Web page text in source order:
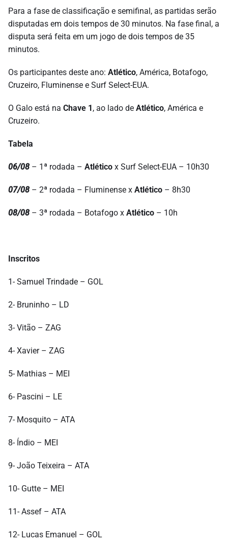
Para a fase de classificação e semifinal, as partidas serão
disputadas em dois tempos de 30 minutos. Na fase final, a
disputa será feita em um jogo de dois tempos de 35
minutos.
Os participantes deste ano: Atlético, América, Botafogo,
Cruzeiro, Fluminense e Surf Select-EUA.
O Galo está na Chave 1 , ao lado de Atlético, América e
Cruzeiro.
Tabela
06/08 – 1ª rodada – Atlético x Surf Select-EUA – 10h30
07/08 – 2ª rodada – Fluminense x Atlético – 8h30
08/08 – 3ª rodada – Botafogo x Atlético – 10h
Inscritos
1- Samuel Trindade – GOL
2- Bruninho – LD
3- Vitão – ZAG
4- Xavier – ZAG
5- Mathias – MEI
6- Pascini – LE
7- Mosquito – ATA
8- Índio – MEI
9- João Teixeira – ATA
10- Gutte – MEI
11- Assef – ATA
12- Lucas Emanuel – GOL